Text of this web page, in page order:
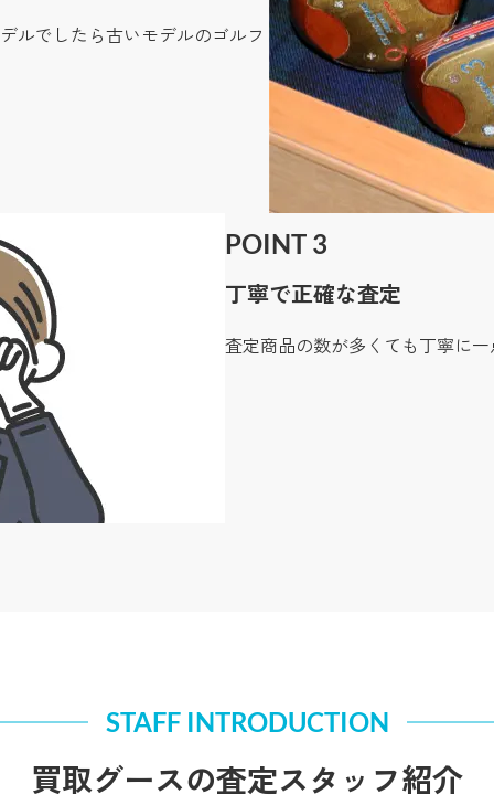
ルでしたら古いモデルのゴルフ
POINT 3
丁寧で正確な査定
査定商品の数が多くても丁寧に
STAFF INTRODUCTION
買取グースの査定スタッフ紹介